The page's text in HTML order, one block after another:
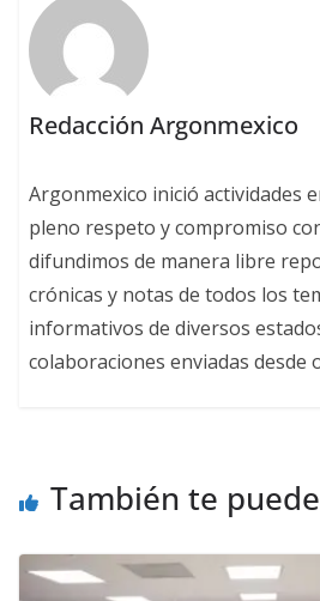
Redacción Argonmexico
Argonmexico inició actividades
pleno respeto y compromiso
difundimos de manera libre
crónicas y notas de todos los
informativos de diversos
colaboraciones enviadas desde
También te